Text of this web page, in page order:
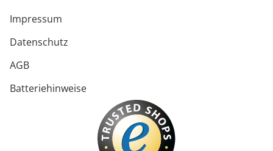
Impressum
Datenschutz
AGB
Batteriehinweise